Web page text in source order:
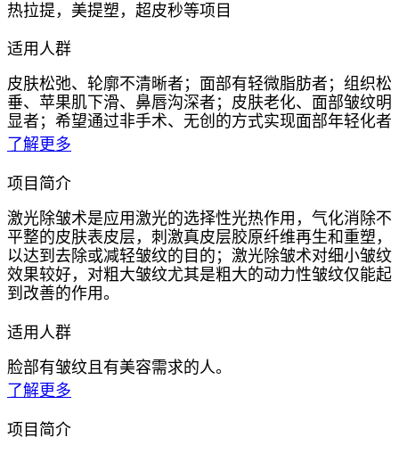
热拉提，美提塑，超皮秒等项目
适用人群
皮肤松弛、轮廓不清晰者；面部有轻微脂肪者；组织松
垂、苹果肌下滑、鼻唇沟深者；皮肤老化、面部皱纹明
显者；希望通过非手术、无创的方式实现面部年轻化者
了解更多
项目简介
激光除皱术是应用激光的选择性光热作用，气化消除不
平整的皮肤表皮层，刺激真皮层胶原纤维再生和重塑，
以达到去除或减轻皱纹的目的；激光除皱术对细小皱纹
效果较好，对粗大皱纹尤其是粗大的动力性皱纹仅能起
到改善的作用。
适用人群
脸部有皱纹且有美容需求的人。
了解更多
项目简介